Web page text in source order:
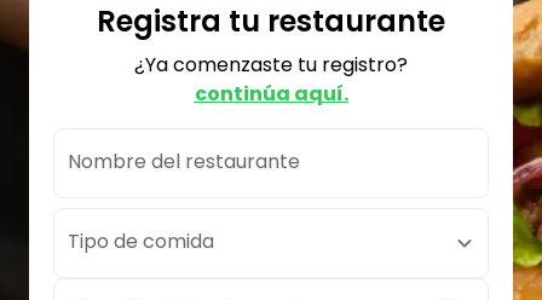
Registra tu restaurante
¿Ya comenzaste tu registro?
continúa aquí.
Nombre del restaurante
Tipo de comida